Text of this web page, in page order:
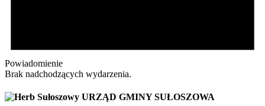
Powiadomienie
Brak nadchodzących wydarzenia.
URZĄD GMINY SUŁOSZOWA